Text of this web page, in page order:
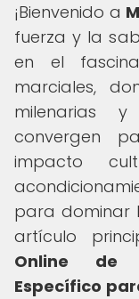
¡Bienvenido a
fuerza y la
en el
marciales,
milenarias
convergen
impacto
para dominar
artículo
Online de
Específico